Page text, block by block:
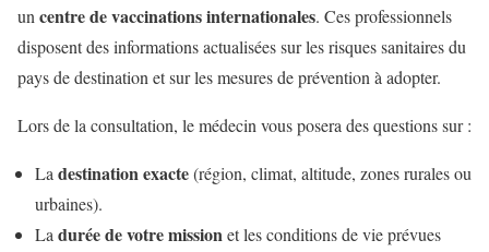
un centre de vaccinations internationales. Ces professionnels
disposent des informations actualisées sur les risques sanitaires du
pays de destination et sur les mesures de prévention à adopter.
Lors de la consultation, le médecin vous posera des questions sur :
La destination exacte(région, climat, altitude, zones rurales ou
urbaines).
La durée de votre missionet les conditions de vie prévues